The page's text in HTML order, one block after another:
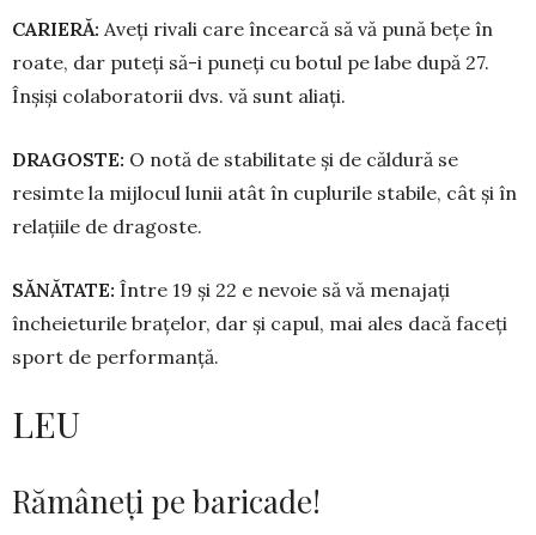
CARIERĂ: Aveți rivali care în­cearcă să vă pună bețe în
roate, dar puteți să-i puneți cu botul pe labe după 27.
Înșiși colaboratorii dvs. vă sunt aliați.
DRAGOSTE: O notă de sta­bi­litate și de căldură se
resimte la mij­locul lunii atât în cuplurile stabile, cât și în
relațiile de dragoste.
SĂNĂTATE: Între 19 și 22 e ne­vo­ie să vă menajați
încheieturile brațe­lor, dar și capul, mai ales dacă faceți
sport de performanță.
LEU
Rămâneți pe baricade!